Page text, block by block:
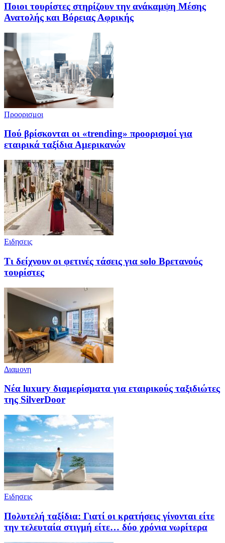
Ποιοι τουρίστες στηρίζουν την ανάκαμψη Μέσης
Ανατολής και Βόρειας Αφρικής
Προορισμοι
Πού βρίσκονται οι «trending» προορισμοί για
εταιρικά ταξίδια Αμερικανών
Ειδησεις
Τι δείχνουν οι φετινές τάσεις για solo Βρετανούς
τουρίστες
Διαμονη
Νέα luxury διαμερίσματα για εταιρικούς ταξιδιώτες
της SilverDoor
Ειδησεις
Πολυτελή ταξίδια: Γιατί οι κρατήσεις γίνονται είτε
την τελευταία στιγμή είτε… δύο χρόνια νωρίτερα